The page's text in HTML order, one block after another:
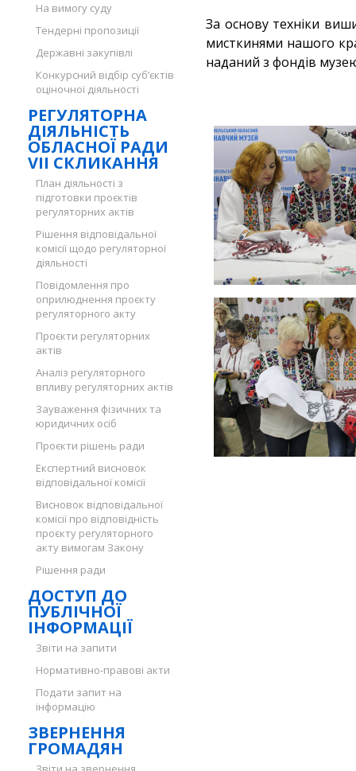
На вимогу суду
Тендерні пропозиції
Державні закупівлі
Конкурсний відбір суб’єктів
оціночної діяльності
РЕГУЛЯТОРНА
ДІЯЛЬНІСТЬ
ОБЛАСНОЇ РАДИ
VII СКЛИКАННЯ
План діяльності з
підготовки проєктів
регуляторних актів
Рішення відповідальної
комісії щодо регуляторної
діяльності
Повідомлення про
оприлюднення проєкту
регуляторного акту
Проєкти регуляторних
актів
Аналіз регуляторного
впливу регуляторних актів
Зауваження фізичних та
юридичних осіб
Проєкти рішень ради
Експертний висновок
відповідальної комісії
Висновок відповідальної
комісії про відповідність
проєкту регуляторного
акту вимогам Закону
Рішення ради
ДОСТУП ДО
ПУБЛІЧНОЇ
ІНФОРМАЦІЇ
Звіти на запити
Нормативно-правові акти
Подати запит на
інформацію
ЗВЕРНЕННЯ
ГРОМАДЯН
За основу техніки
мисткинями нашого
наданий з фондів